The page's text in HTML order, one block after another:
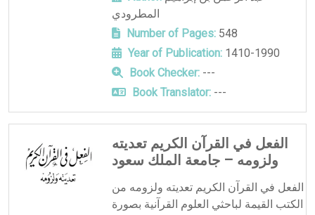
المطرودي
Number of Pages:548
Year of Publication:1410-1990
Book Checker:---
Book Translator:---
الفعل في القرآن الكريم تعديته
ولزومه – جامعة الملك سعود
الفعل في القرآن الكريم تعديته ولزومه من
الكتب القيمة لباحثي العلوم القرآنية بصورة